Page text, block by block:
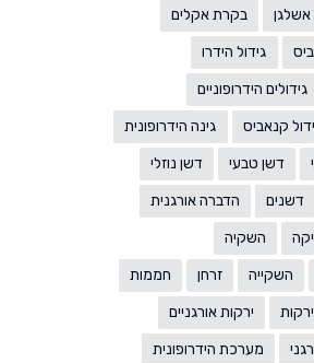
אשלגן
בקרת אקלים
גידול הידרו
גידולים הידרופוניים
קנאביס
גינה הידרופונית
דשן טבעי
דשן נוזלי
דשנים
הדברה אורגנית
השקיה
השקייה זרחן
חממות
ירקות
ירקות אורגניים
מערכת הידרופונית